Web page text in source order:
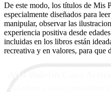
De este modo, los títulos de Mis
especialmente diseñados para
manipular, observar las
experiencia positiva desde
incluidas en los libros están
recreativa y en valores, para que